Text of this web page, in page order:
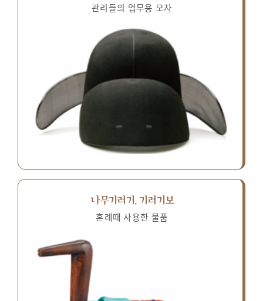
관리들의 업무용 모자
나무기러기, 기러기보
혼례때 사용한 물품